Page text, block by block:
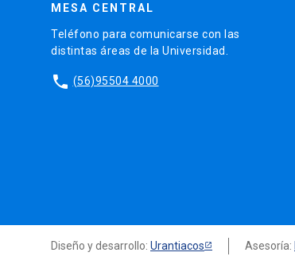
MESA CENTRAL
Teléfono para comunicarse con las
distintas áreas de la Universidad.
phone (56)95504 4000
Diseño y desarrollo: Urantiacos Asesoría: